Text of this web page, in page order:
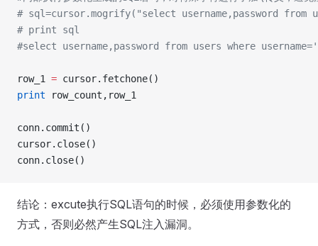
# sql=cursor.mogrify("select username,password from
# print sql
#select username,password from users where
row_1 = cursor.fetchone()
print row_count,row_1
conn.commit()
cursor.close()
conn.close()
结论：excute执行SQL语句的时候，必须使用参数化的
方式，否则必然产生SQL注入漏洞。